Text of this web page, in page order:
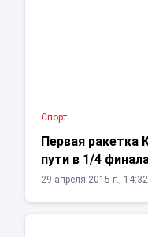
Спорт
Первая ракетка
пути в 1/4
29 апреля 2015 г., 14:32